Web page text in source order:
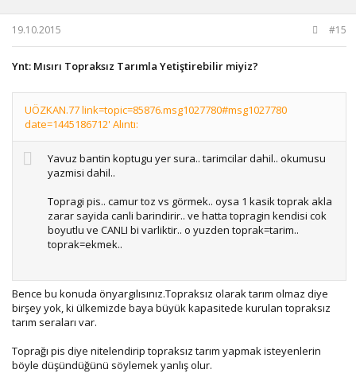
19.10.2015 #15
Ynt: Mısırı Topraksız Tarımla Yetiştirebilir miyiz?
UÖZKAN.77 link=topic=85876.msg1027780#msg1027780
date=1445186712' Alıntı:
Yavuz bantin koptugu yer sura.. tarimcilar dahil.. okumusu
yazmisi dahil..
Topragi pis.. camur toz vs görmek.. oysa 1 kasik toprak akla
zarar sayida canli barindirir.. ve hatta topragin kendisi cok
boyutlu ve CANLI bi varliktir.. o yuzden toprak=tarim..
toprak=ekmek..
deneysel akademik numunelik bi anlami var . Yoksa
sahada ciftci sartlarinda tek kelime ile lafta kalir...
Not-Aniz yakmak o yuzden cinayettir..
Bence bu konuda önyargılısınız.Topraksız olarak tarım olmaz diye
birşey yok, ki ülkemizde baya büyük kapasitede kurulan topraksız
tarım seraları var.
Toprağı pis diye nitelendirip topraksız tarım yapmak isteyenlerin
böyle düşündüğünü söylemek yanlış olur.